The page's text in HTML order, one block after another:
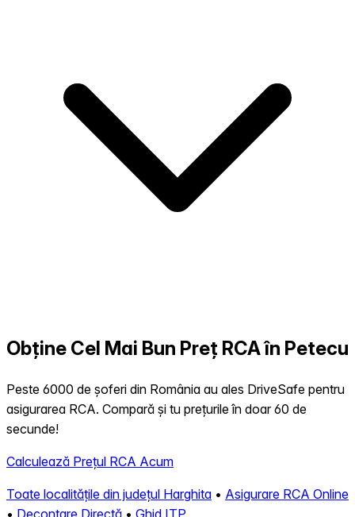
Obține Cel Mai Bun Preț RCA în Petecu
Peste 6000 de șoferi din România au ales DriveSafe pentru
asigurarea RCA. Compară și tu prețurile în doar 60 de
secunde!
Calculează Prețul RCA Acum
Toate localitățile din județul Harghita • Asigurare RCA Online